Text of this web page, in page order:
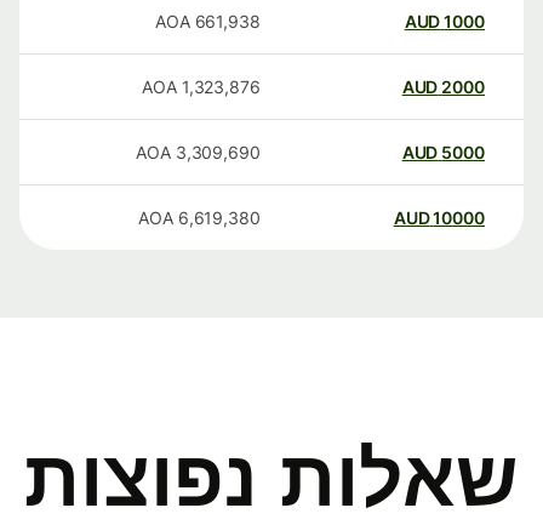
1000
AUD
661,938
AOA
2000
AUD
1,323,876
AOA
5000
AUD
3,309,690
AOA
10000
AUD
6,619,380
AOA
שאלות נפוצות